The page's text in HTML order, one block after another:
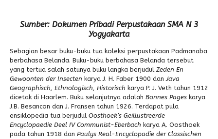
Sumber: Dokumen Pribadi Perpustakaan SMA N 3
Yogyakarta
Sebagian besar buku-buku tua koleksi perpustakaan Padmanaba
berbahasa Belanda. Buku-buku berbahasa Belanda tersebut
yang tertua salah satunya buku langka berjudul Zeden En
Gewoonten der Insecten karya J. H. Faber 1900 danJava
Geographisch, Ethnologisch, Historisch karya P. J. Veth tahun 1912
dicetak di Haarlem. Buku selanjutnya adalah Bonnes Pages karya
J.B. Besancon dan J. Fransen tahun 1926. Terdapat pula
ensiklopedia tua berjudul Oosthoek’s Geillustreerde
Encyclopaedie Deel IV Communist-Eberbach karya A. Oosthoek
pada tahun 1918 dan Paulys Real-Encyclopadie der Classischen